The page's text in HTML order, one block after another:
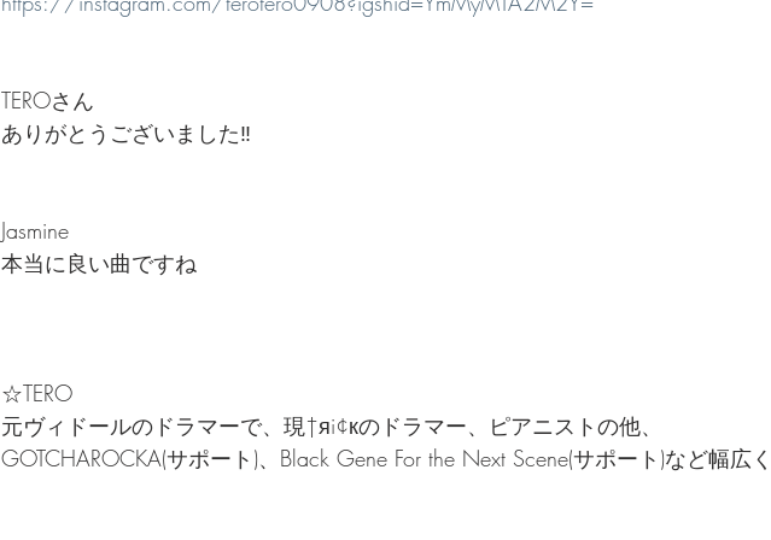
TEROさん
ありがとうございました‼️
Jasmine
本当に良い曲ですね
☆TERO
元ヴィドールのドラマーで、現†яi¢кのドラマー、ピアニストの他、
GOTCHAROCKA(サポート)、Black Gene For the Next Scene(サポート)など幅広く